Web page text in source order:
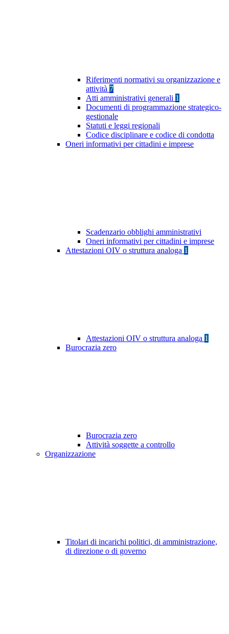
Riferimenti normativi su organizzazione e
attività 7
Atti amministrativi generali 1
Documenti di programmazione strategico-
gestionale
Statuti e leggi regionali
Codice disciplinare e codice di condotta
Oneri informativi per cittadini e imprese
Scadenzario obblighi amministrativi
Oneri informativi per cittadini e imprese
Attestazioni OIV o struttura analoga 1
Attestazioni OIV o struttura analoga 1
Burocrazia zero
Burocrazia zero
Attività soggette a controllo
Organizzazione
Titolari di incarichi politici, di amministrazione,
di direzione o di governo